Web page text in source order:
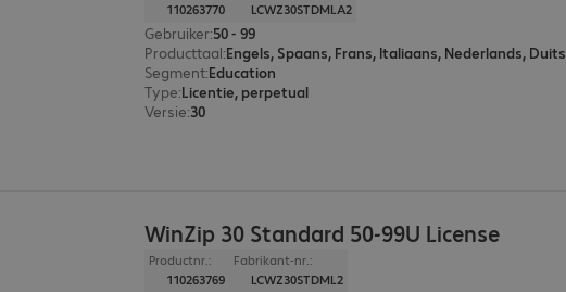
110263770
LCWZ30STDMLA2
Gebruiker:50 - 99
Producttaal:Engels, Spaans, Frans, Italiaans, Nederlands, Duits
Segment:Education
Type:Licentie, perpetual
Versie:30
WinZip 30 Standard 50-99U License
Productnr.:
110263769
Fabrikant-nr.:
LCWZ30STDML2